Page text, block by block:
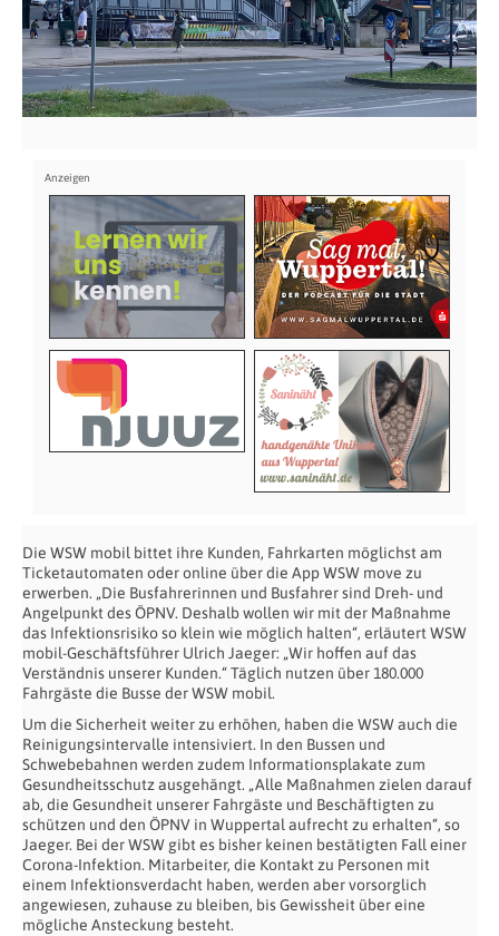
Die WSW mobil bittet ihre Kunden, Fahrkarten möglichst am
Ticketautomaten oder online über die App WSW move zu
erwerben. „Die Busfahrerinnen und Busfahrer sind Dreh- und
Angelpunkt des ÖPNV. Deshalb wollen wir mit der Maßnahme
das Infektionsrisiko so klein wie möglich halten“, erläutert WSW
mobil-Geschäftsführer Ulrich Jaeger: „Wir hoffen auf das
Verständnis unserer Kunden.“ Täglich nutzen über 180.000
Fahrgäste die Busse der WSW mobil.
Um die Sicherheit weiter zu erhöhen, haben die WSW auch die
Reinigungsintervalle intensiviert. In den Bussen und
Schwebebahnen werden zudem Informationsplakate zum
Gesundheitsschutz ausgehängt. „Alle Maßnahmen zielen darauf
ab, die Gesundheit unserer Fahrgäste und Beschäftigten zu
schützen und den ÖPNV in Wuppertal aufrecht zu erhalten“, so
Jaeger. Bei der WSW gibt es bisher keinen bestätigten Fall einer
Corona-Infektion. Mitarbeiter, die Kontakt zu Personen mit
einem Infektionsverdacht haben, werden aber vorsorglich
angewiesen, zuhause zu bleiben, bis Gewissheit über eine
mögliche Ansteckung besteht.